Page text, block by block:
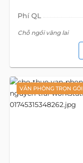
Phí QL
Chỗ ngồi vãng lai
VĂN PHÒNG TRỌN GÓI